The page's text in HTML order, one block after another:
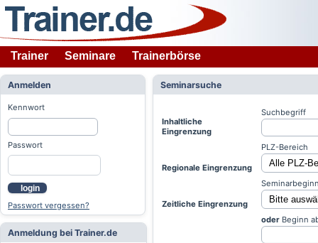
Trainer Seminare Trainerbörse
Anmelden
Kennwort
Passwort
login
Passwort vergessen?
Anmeldung bei Trainer.de
Seminarsuche
Inhaltliche
Eingrenzung
Suchbegriff
Regionale Eingrenzung
PLZ-Bereich
Zeitliche Eingrenzung
oder Beginn